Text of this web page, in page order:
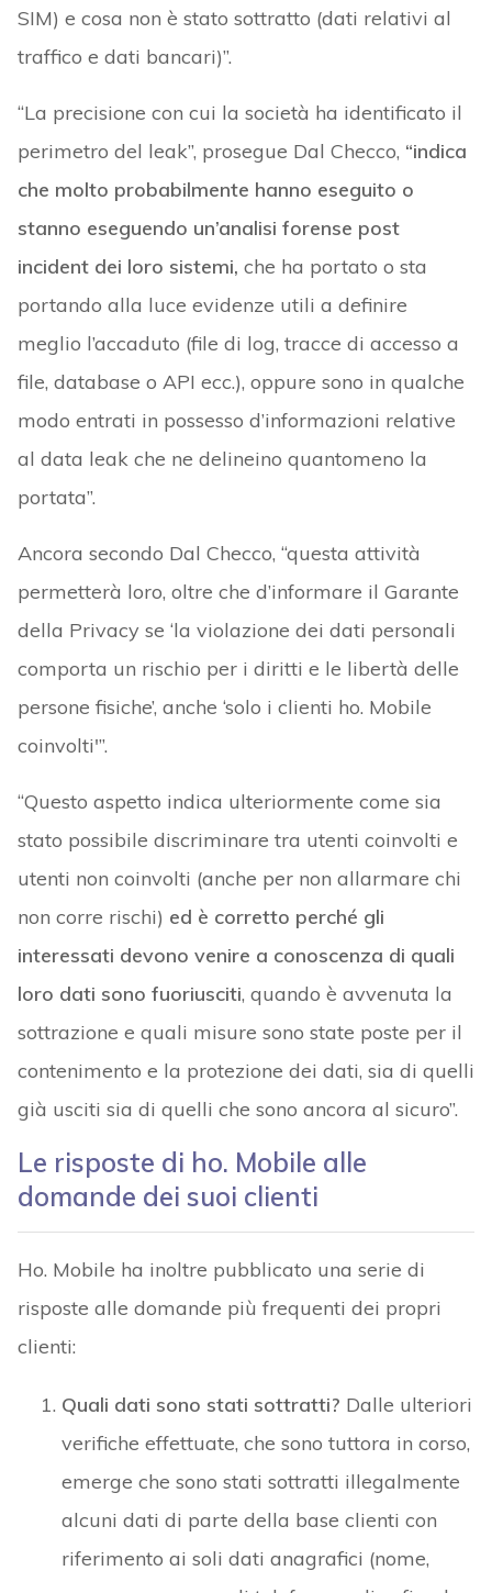
SIM) e cosa non è stato sottratto (dati relativi al
traffico e dati bancari)”.
“La precisione con cui la società ha identificato il
perimetro del leak”, prosegue Dal Checco, “indica
che molto probabilmente hanno eseguito o
stanno eseguendo un’analisi forense post
incident dei loro sistemi, che ha portato o sta
portando alla luce evidenze utili a definire
meglio l’accaduto (file di log, tracce di accesso a
file, database o API ecc.), oppure sono in qualche
modo entrati in possesso d’informazioni relative
al data leak che ne delineino quantomeno la
portata”.
Ancora secondo Dal Checco, “questa attività
permetterà loro, oltre che d’informare il Garante
della Privacy se ‘la violazione dei dati personali
comporta un rischio per i diritti e le libertà delle
persone fisiche’, anche ‘solo i clienti ho. Mobile
coinvolti'”.
“Questo aspetto indica ulteriormente come sia
stato possibile discriminare tra utenti coinvolti e
utenti non coinvolti (anche per non allarmare chi
non corre rischi) ed è corretto perché gli
interessati devono venire a conoscenza di quali
loro dati sono fuoriusciti, quando è avvenuta la
sottrazione e quali misure sono state poste per il
contenimento e la protezione dei dati, sia di quelli
già usciti sia di quelli che sono ancora al sicuro”.
Le risposte di ho. Mobile alle
domande dei suoi clienti
Ho. Mobile ha inoltre pubblicato una serie di
risposte alle domande più frequenti dei propri
clienti:
Quali dati sono stati sottratti? Dalle ulteriori
verifiche effettuate, che sono tuttora in corso,
emerge che sono stati sottratti illegalmente
alcuni dati di parte della base clienti con
riferimento ai soli dati anagrafici (nome,